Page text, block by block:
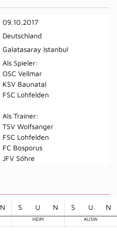
09.10.2017
Deutschland
Galatasaray Istanbul
Als Spieler:
OSC Vellmar
KSV Baunatal
FSC Lohfelden
Als Trainer:
TSV Wolfsanger
FSC Lohfelden
FC Bosporus
JFV Söhre
N S U N S U N
HEIM AUSW